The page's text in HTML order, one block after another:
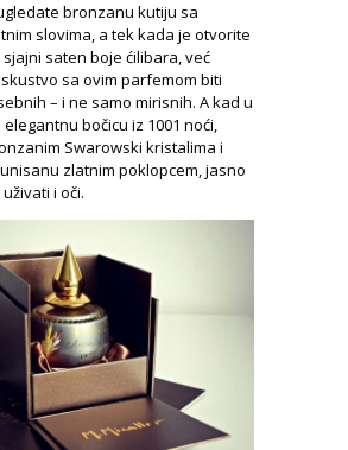
bronzanu kutiju sa
slovima, a tek kada je otvorite
saten boje ćilibara, već
sa ovim parfemom biti
– i ne samo mirisnih. A kad u
bočicu iz 1001 noći,
Swarowski kristalima i
zlatnim poklopcem, jasno
i oči.